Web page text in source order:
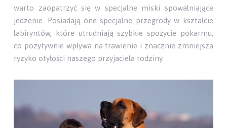
warto zaopatrzyć się w specjalne miski spowalniające
jedzenie. Posiadają one specjalne przegrody w kształcie
labiryntów, które utrudniają szybkie spożycie pokarmu,
co pozytywnie wpływa na trawienie i znacznie zmniejsza
ryzyko otyłości naszego przyjaciela rodziny.